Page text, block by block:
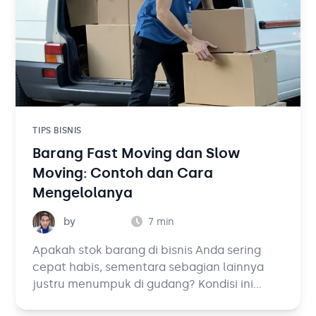
Hubungi Kami
Blog
Solusi Bisnis
Tambahan
Kategori Blog
TIPS BISNIS
Barang Fast Moving dan Slow
Moving: Contoh dan Cara
Mengelolanya
by 7 min
Apakah stok barang di bisnis Anda sering
cepat habis, sementara sebagian lainnya
justru menumpuk di gudang? Kondisi ini